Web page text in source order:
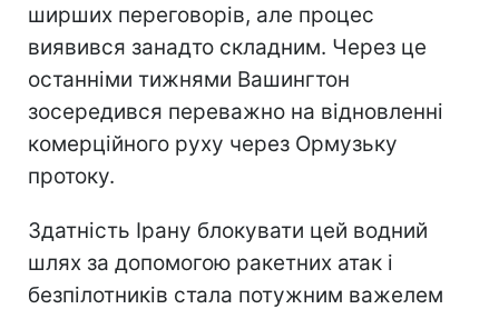
ширших переговорів, але процес
виявився занадто складним. Через це
останніми тижнями Вашингтон
зосередився переважно на відновленні
комерційного руху через Ормузьку
протоку.
Здатність Ірану блокувати цей водний
шлях за допомогою ракетних атак і
безпілотників стала потужним важелем